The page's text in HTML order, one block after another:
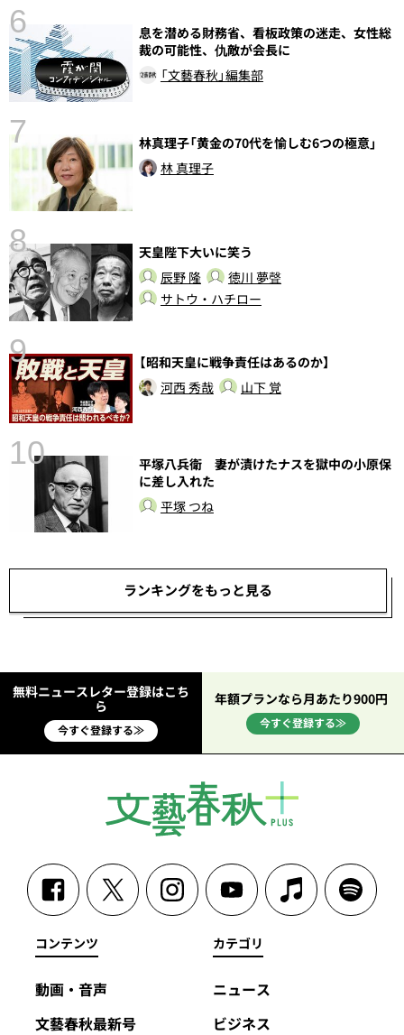
6
息を潜める財務省、看板政策の迷走、女性総
裁の可能性、仇敵が会長に
「文藝春秋」編集部
7
林真理子「黄金の70代を愉しむ6つの極意」
林 真理子
8
天皇陛下大いに笑う
辰野 隆
徳川 夢聲
サトウ・ハチロー
9
【昭和天皇に戦争責任はあるのか】
河西 秀哉
山下 覚
10
平塚八兵衛 妻が漬けたナスを獄中の小原保
に差し入れた
平塚 つね
ランキングをもっと見る
無料ニュースレター登録はこち
ら
今すぐ登録する≫
年額プランなら月あたり900円
今すぐ登録する≫
コンテンツ
動画・音声
文藝春秋最新号
カテゴリ
ニュース
ビジネス